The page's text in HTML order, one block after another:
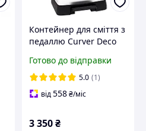
Контейнер для сміття з
педаллю Curver Deco
Кухня
Готово до відправки
5.0 (1)
від558₴/міс
3 350₴